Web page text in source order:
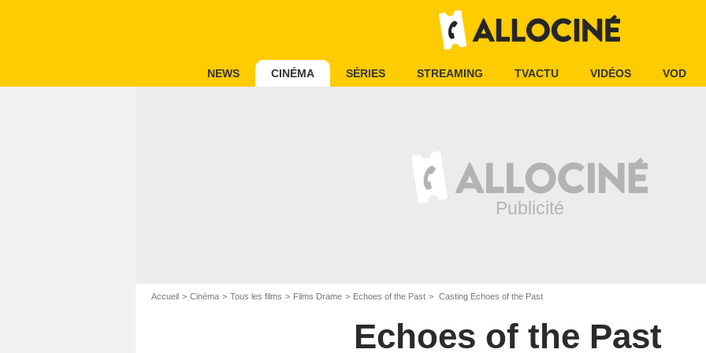
NEWS CINÉMA SÉRIES STREAMING TVACTU VIDÉOS VOD
Accueil Cinéma Tous les films Films Drame Echoes of the Past Casting Echoes of the Past
Echoes of the Past